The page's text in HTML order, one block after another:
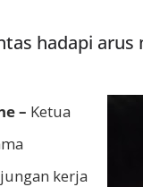
hadapi arus
– Ketua
kerja